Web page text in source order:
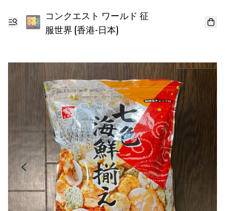
コンクエスト ワールド 征
服世界 (香港-日本)